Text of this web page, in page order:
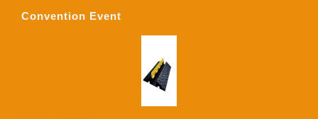
Convention Event